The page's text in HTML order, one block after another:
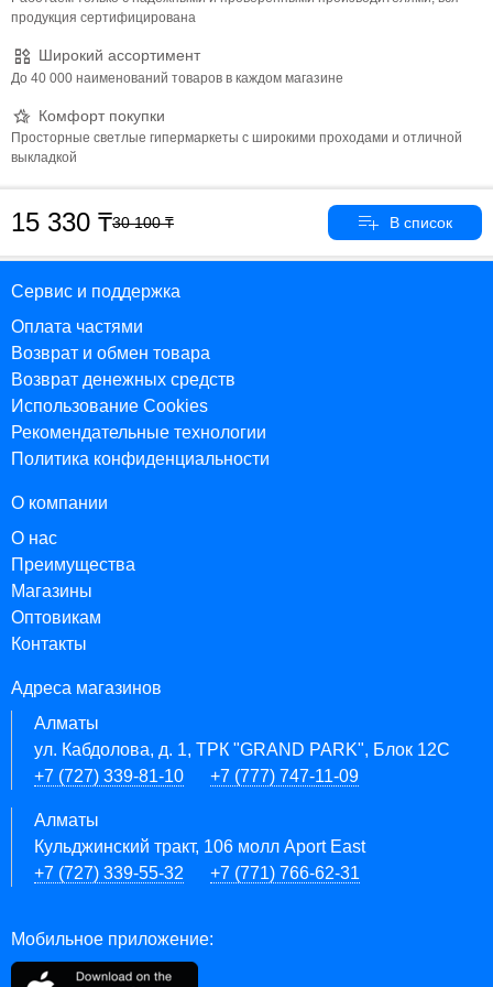
продукция сертифицирована
Широкий ассортимент
До 40 000 наименований товаров в каждом магазине
Комфорт покупки
Просторные светлые гипермаркеты с широкими проходами и отличной
выкладкой
15 330 30 100
Сервис и поддержка
Оплата частями
Возврат и обмен товара
Возврат денежных средств
Использование Cookies
Рекомендательные технологии
Политика конфиденциальности
О компании
О нас
Преимущества
Магазины
Оптовикам
Контакты
Адреса магазинов
Алматы
ул. Кабдолова, д. 1, ТРК "GRAND PARK", Блок 12C
+7 (727) 339-81-10
+7 (777) 747-11-09
Алматы
Кульджинский тракт, 106 молл Aport East
+7 (727) 339-55-32
+7 (771) 766-62-31
Мобильное приложение: